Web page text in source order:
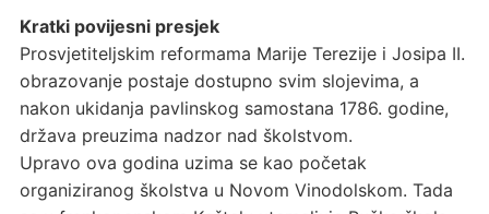
Kratki povijesni presjek
Prosvjetiteljskim reformama Marije Terezije i Josipa II.
obrazovanje postaje dostupno svim slojevima, a
nakon ukidanja pavlinskog samostana 1786. godine,
država preuzima nadzor nad školstvom.
Upravo ova godina uzima se kao početak
organiziranog školstva u Novom Vinodolskom. Tada